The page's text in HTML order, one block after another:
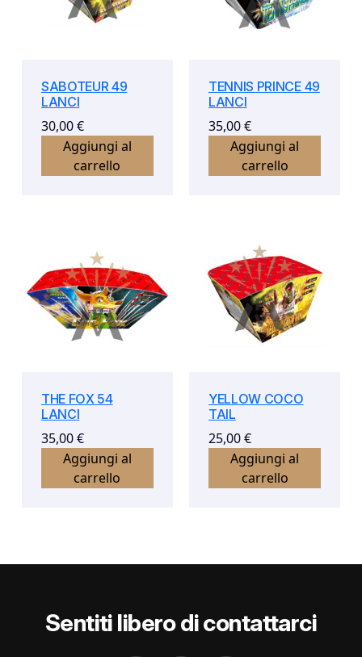
SABOTEUR 49
LANCI
30,00€
Aggiungi al
carrello
TENNIS PRINCE 49
LANCI
35,00€
Aggiungi al
carrello
THE FOX 54
LANCI
35,00€
Aggiungi al
carrello
YELLOW COCO
TAIL
25,00€
Aggiungi al
carrello
Sentiti libero di contattarci